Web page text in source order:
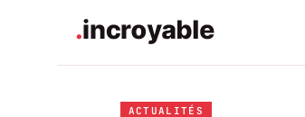
ACTUALITÉS